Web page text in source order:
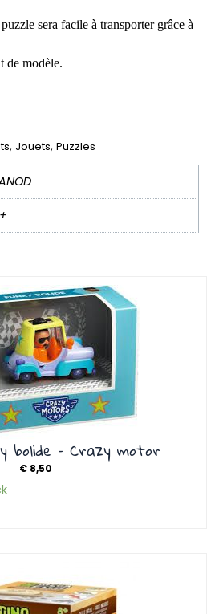
sera facile à transporter grâce à
de modèle.
, Jouets, Puzzles
bolide – Crazy motor
€8,50